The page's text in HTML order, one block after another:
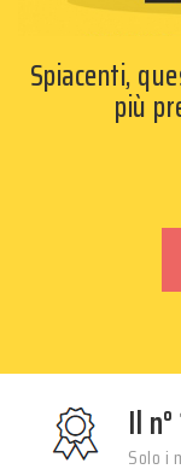
Spiacenti,
più
Il
Solo i